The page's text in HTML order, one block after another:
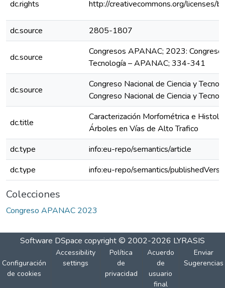
dc.rights http://creativecommons.org/licenses/
dc.source 2805-1807
dc.source
Congresos APANAC; 2023: Congreso
Tecnología – APANAC; 334-341
dc.source
Congreso Nacional de Ciencia y
Congreso Nacional de Ciencia y
dc.title
Caracterización Morfométrica e
Árboles en Vías de Alto Trafico
dc.type
info:eu-repo/semantics/article
dc.type
info:eu-repo/semantics/
Colecciones
Congreso APANAC 2023
Software DSpace copyright © 2002-2026 LYRASIS
Configuración
de cookies
Accessibility
settings
Política
de
privacidad
Acuerdo
de
usuario
final
Enviar
Sugerencias